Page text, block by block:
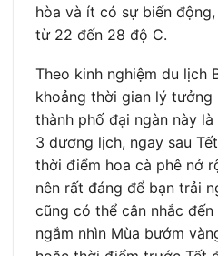
hòa và ít có sự biến
từ 22 đến 28 độ C.
Theo kinh nghiệm du lịch
khoảng thời gian lý tưởng
thành phố đại ngàn này
3 dương lịch, ngay sau
thời điểm hoa cà phê nở
nên rất đáng để bạn trải
cũng có thể cân nhắc
ngắm nhìn Mùa bướm